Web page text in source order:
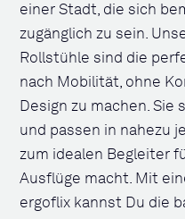
einer Stadt, die sich
zugänglich zu sein.
Rollstühle sind die
nach Mobilität, ohne
Design zu machen.
und passen in nahezu
zum idealen Begleiter
Ausflüge macht. Mit
ergoflix kannst Du die